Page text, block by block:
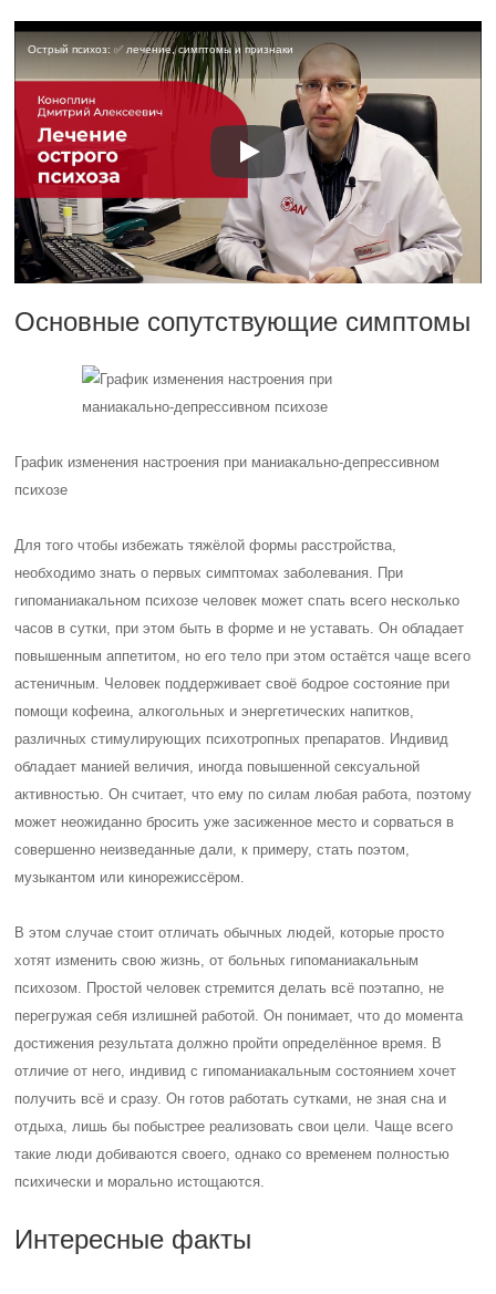
Острый психоз: ✅ лечение, симптомы и признаки
Основные сопутствующие симптомы
График изменения настроения при маниакально-депрессивном
психозе
Для того чтобы избежать тяжёлой формы расстройства,
необходимо знать о первых симптомах заболевания. При
гипоманиакальном психозе человек может спать всего несколько
часов в сутки, при этом быть в форме и не уставать. Он обладает
повышенным аппетитом, но его тело при этом остаётся чаще всего
астеничным. Человек поддерживает своё бодрое состояние при
помощи кофеина, алкогольных и энергетических напитков,
различных стимулирующих психотропных препаратов. Индивид
обладает манией величия, иногда повышенной сексуальной
активностью. Он считает, что ему по силам любая работа, поэтому
может неожиданно бросить уже засиженное место и сорваться в
совершенно неизведанные дали, к примеру, стать поэтом,
музыкантом или кинорежиссёром.
В этом случае стоит отличать обычных людей, которые просто
хотят изменить свою жизнь, от больных гипоманиакальным
психозом. Простой человек стремится делать всё поэтапно, не
перегружая себя излишней работой. Он понимает, что до момента
достижения результата должно пройти определённое время. В
отличие от него, индивид с гипоманиакальным состоянием хочет
получить всё и сразу. Он готов работать сутками, не зная сна и
отдыха, лишь бы побыстрее реализовать свои цели. Чаще всего
такие люди добиваются своего, однако со временем полностью
психически и морально истощаются.
Интересные факты